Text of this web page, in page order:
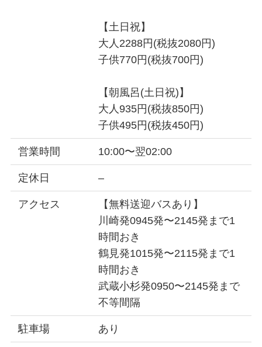
【土日祝】
大人2288円(税抜2080円)
子供770円(税抜700円)
【朝風呂(土日祝)】
大人935円(税抜850円)
子供495円(税抜450円)
営業時間 10:00〜翌02:00
定休日 –
アクセス
【無料送迎バスあり】
川崎発0945発〜2145発まで1
時間おき
鶴見発1015発〜2115発まで1
時間おき
武蔵小杉発0950〜2145発まで
不等間隔
駐車場 あり